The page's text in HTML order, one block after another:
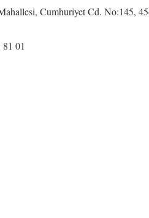
Cumhuriyet Cd. No:145,
01